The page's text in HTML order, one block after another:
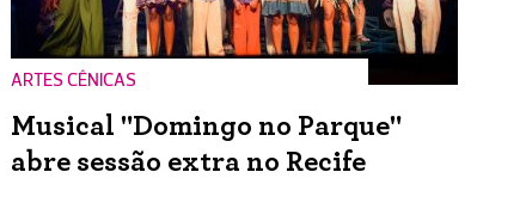
ARTES CÊNICAS
Musical "Domingo no Parque"
abre sessão extra no Recife